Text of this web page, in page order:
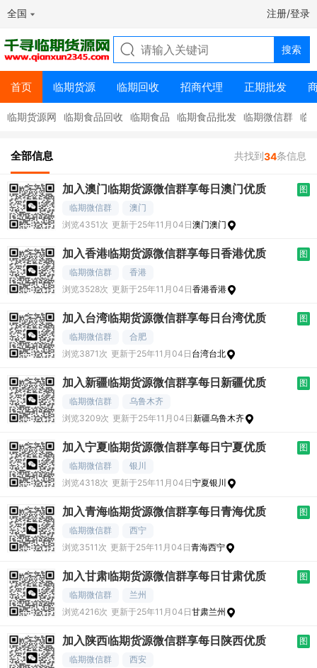
全国 注册/登录
首页 临期货源 临期回收 招商代理 正期批发
临期货源网 临期食品回收 临期食品 临期食品批发 临期微信群 临
全部信息 共找到34条信息
加入澳门临期货源微信群享每日澳门优质
图
临期微信群
澳门
浏览4351次 更新于25年11月04日澳门澳门
加入香港临期货源微信群享每日香港优质
图
临期微信群
香港
浏览3528次 更新于25年11月04日香港香港
加入台湾临期货源微信群享每日台湾优质
图
临期微信群
合肥
浏览3871次 更新于25年11月04日 台湾台北
加入新疆临期货源微信群享每日新疆优质
图
临期微信群
乌鲁木齐
浏览3209次 更新于25年11月04日新疆乌鲁木齐
加入宁夏临期货源微信群享每日宁夏优质
图
临期微信群
银川
浏览4318次 更新于25年11月04日宁夏银川
加入青海临期货源微信群享每日青海优质
图
临期微信群
西宁
浏览3511次 更新于25年11月04日青海西宁
加入甘肃临期货源微信群享每日甘肃优质
图
临期微信群
兰州
浏览4216次 更新于25年11月04日甘肃兰州
加入陕西临期货源微信群享每日陕西优质
图
临期微信群
西安